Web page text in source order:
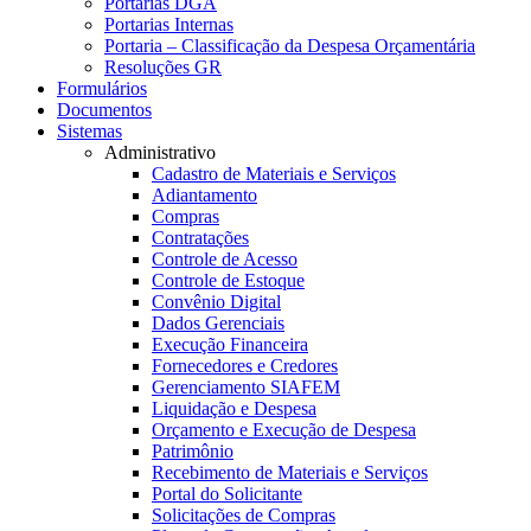
Portarias Internas
Portaria – Classificação da Despesa Orçamentária
Resoluções GR
Formulários
Documentos
Sistemas
Administrativo
Cadastro de Materiais e Serviços
Adiantamento
Compras
Contratações
Controle de Acesso
Controle de Estoque
Convênio Digital
Dados Gerenciais
Execução Financeira
Fornecedores e Credores
Gerenciamento SIAFEM
Liquidação e Despesa
Orçamento e Execução de Despesa
Patrimônio
Recebimento de Materiais e Serviços
Portal do Solicitante
Solicitações de Compras